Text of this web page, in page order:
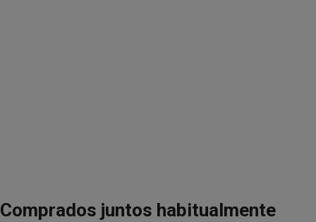
Comprados juntos habitualmente